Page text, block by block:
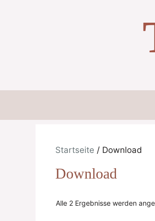
Startseite / Download
Download
Alle 2 Ergebnisse werden